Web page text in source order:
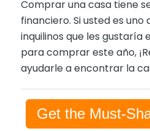
Comprar una casa tiene
financiero. Si usted es uno
inquilinos que les gustaría
para comprar este año,
ayudarle a encontrar la
Get the Must-